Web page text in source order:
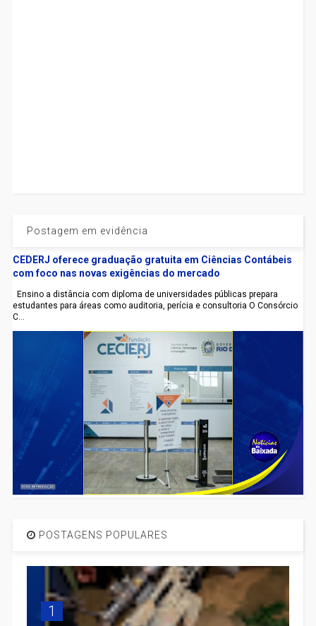
Postagem em evidência
CEDERJ oferece graduação gratuita em Ciências Contábeis
com foco nas novas exigências do mercado
Ensino a distância com diploma de universidades públicas prepara
estudantes para áreas como auditoria, perícia e consultoria O Consórcio
C...
POSTAGENS POPULARES
1